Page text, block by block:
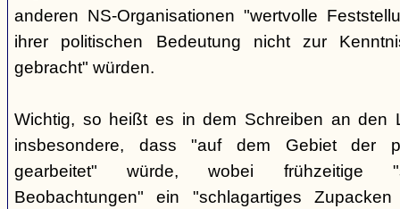
anderen NS-Organisationen "wertvolle
ihrer politischen Bedeutung nicht zur
gebracht" würden.
Wichtig, so heißt es in dem Schreiben an den
insbesondere, dass "auf dem Gebiet der
gearbeitet" würde, wobei frühzeitige
Beobachtungen" ein "schlagartiges